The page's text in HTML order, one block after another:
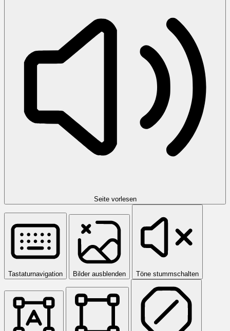
Seite vorlesen
Tastaturnavigation Bilder ausblenden Töne stummschalten